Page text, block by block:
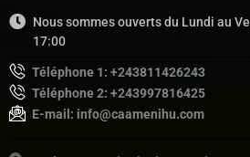
Nous sommes ouverts du Lundi au
17:00
Téléphone 1: +243811426243
Téléphone 2: +243997816425
E-mail: info@caamenihu.com